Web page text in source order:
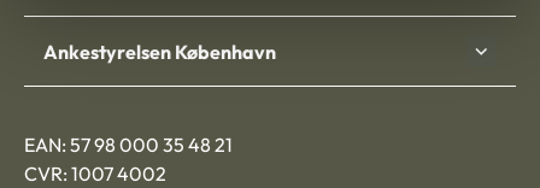
Ankestyrelsen København
EAN: 57 98 000 35 48 21
CVR: 1007 4002